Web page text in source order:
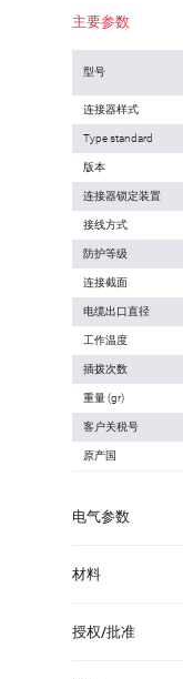
主要参数
型号
连接器样式
Type standard
版本
连接器锁定装置
接线方式
防护等级
连接截面
电缆出口直径
工作温度
插拨次数
重量 (gr)
客户关税号
原产国
电气参数
材料
授权/批准